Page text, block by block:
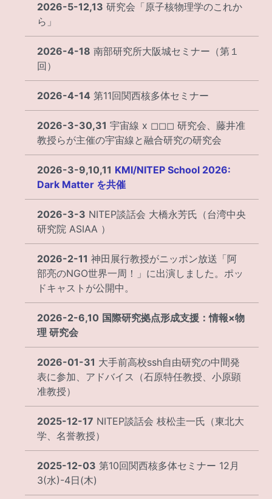
2026-5-12,13 研究会「原子核物理学のこれか
ら」
2026-4-18 南部研究所大阪城セミナー（第１
回）
2026-4-14 第11回関西核多体セミナー
2026-3-30,31 宇宙線 x ◻︎◻︎◻︎ 研究会、藤井准
教授らが主催の宇宙線と融合研究の研究会
2026-3-9,10,11 KMI/NITEP School 2026:
Dark Matter を共催
2026-3-3 NITEP談話会 大橋永芳氏（台湾中央
研究院 ASIAA ）
2026-2-11 神田展行教授がニッポン放送「阿
部亮のNGO世界一周！」に出演しました。ポッ
ドキャストが公開中。
2026-2-6,10 国際研究拠点形成支援：情報×物
理 研究会
2026-01-31 大手前高校ssh自由研究の中間発
表に参加、アドバイス（石原特任教授、小原顕
准教授）
2025-12-17 NITEP談話会 枝松圭一氏（東北大
学、名誉教授）
2025-12-03 第10回関西核多体セミナー 12月
3(水)-4日(木)